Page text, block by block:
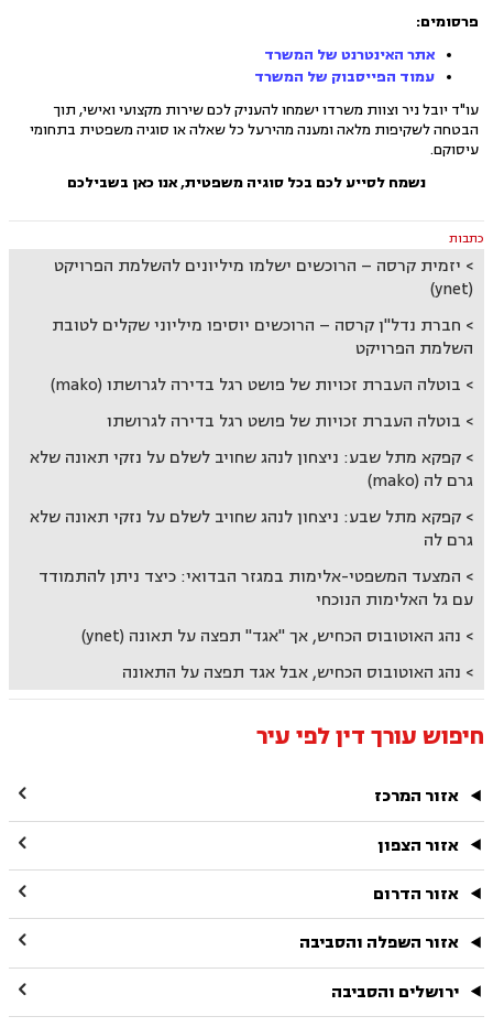
פרסומים:
אתר האינטרנט של המשרד
עמוד הפייסבוק של המשרד
עו"ד יובל ניר וצוות משרדו ישמחו להעניק לכם שירות מקצועי ואישי, תוך
הבטחה לשקיפות מלאה ומענה מהירעל כל שאלה או סוגיה משפטית בתחומי
עיסוקם.
נשמח לסייע לכם בכל סוגיה משפטית, אנו כאן בשבילכם
כתבות
יזמית קרסה – הרוכשים ישלמו מיליונים להשלמת הפרויקט
(ynet)
חברת נדל"ן קרסה – הרוכשים יוסיפו מיליוני שקלים לטובת
השלמת הפרויקט
בוטלה העברת זכויות של פושט רגל בדירה לגרושתו (mako)
בוטלה העברת זכויות של פושט רגל בדירה לגרושתו
קפקא מתל שבע: ניצחון לנהג שחויב לשלם על נזקי תאונה שלא
גרם לה (mako)
קפקא מתל שבע: ניצחון לנהג שחויב לשלם על נזקי תאונה שלא
גרם לה
המצעד המשפטי-אלימות במגזר הבדואי: כיצד ניתן להתמודד
עם גל האלימות הנוכחי
נהג האוטובוס הכחיש, אך "אגד" תפצה על תאונה (ynet)
נהג האוטובוס הכחיש, אבל אגד תפצה על התאונה
חיפוש עורך דין לפי עיר
אזור המרכז 
אזור הצפון 
אזור הדרום 
אזור השפלה והסביבה 
ירושלים והסביבה 